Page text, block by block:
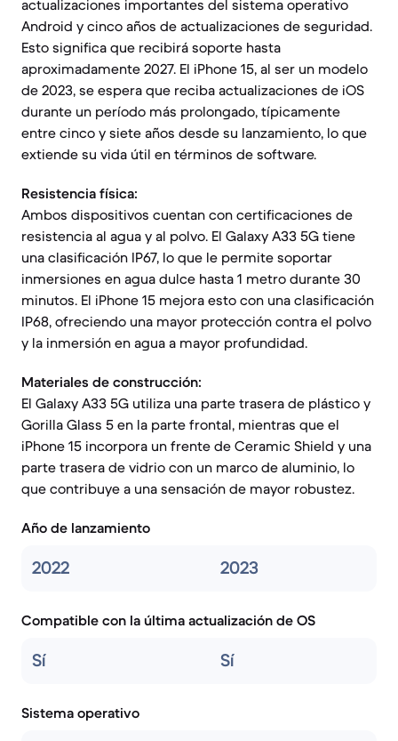
actualizaciones importantes del sistema operativo
Android y cinco años de actualizaciones de seguridad.
Esto significa que recibirá soporte hasta
aproximadamente 2027. El iPhone 15, al ser un modelo
de 2023, se espera que reciba actualizaciones de iOS
durante un período más prolongado, típicamente
entre cinco y siete años desde su lanzamiento, lo que
extiende su vida útil en términos de software.
Resistencia física:
Ambos dispositivos cuentan con certificaciones de
resistencia al agua y al polvo. El Galaxy A33 5G tiene
una clasificación IP67, lo que le permite soportar
inmersiones en agua dulce hasta 1 metro durante 30
minutos. El iPhone 15 mejora esto con una clasificación
IP68, ofreciendo una mayor protección contra el polvo
y la inmersión en agua a mayor profundidad.
Materiales de construcción:
El Galaxy A33 5G utiliza una parte trasera de plástico y
Gorilla Glass 5 en la parte frontal, mientras que el
iPhone 15 incorpora un frente de Ceramic Shield y una
parte trasera de vidrio con un marco de aluminio, lo
que contribuye a una sensación de mayor robustez.
Año de lanzamiento
2022 2023
Compatible con la última actualización de OS
Sí Sí
Sistema operativo